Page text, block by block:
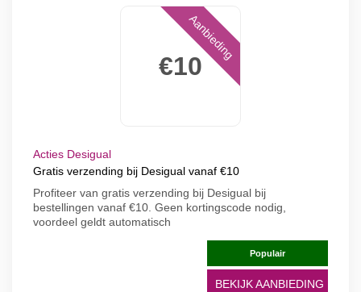
€10
Aanbieding
Acties Desigual
Gratis verzending bij Desigual vanaf €10
Profiteer van gratis verzending bij Desigual bij
bestellingen vanaf €10. Geen kortingscode nodig,
voordeel geldt automatisch
Populair
BEKIJK AANBIEDING